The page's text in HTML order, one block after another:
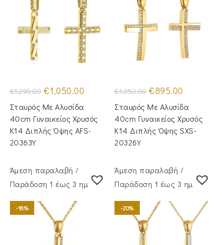
€1,290.00 Original
price
was:
€1,290.00.
€1,050.00
€1,050.00.
Σταυρός Mε Aλυσίδα
40cm Γυναικείος Χρυσός
Κ14 Διπλής Όψης AFS-
20363Y
€1,050.00 Original
price
was:
€1,050.00.
€895.00
τιμή
είναι:
€895.00.
Σταυρός Με Αλυσίδα
40cm Γυναικείος Χρυσός
Κ14 Διπλής Όψης SXS-
20326Y
Άμεση παραλαβή /
Παράδoση 1 έως 3 ημέρες
-18%
Άμεση παραλαβή /
Παράδoση 1 έως 3 ημέρες
-20%